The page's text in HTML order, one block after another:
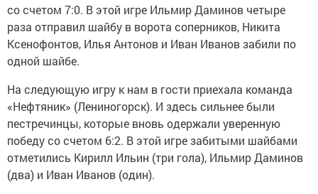
со счетом 7:0. В этой игре Ильмир Даминов четыре
раза отправил шайбу в ворота соперников, Никита
Ксенофонтов, Илья Антонов и Иван Иванов забили по
одной шайбе.
На следующую игру к нам в гости приехала команда
«Нефтяник» (Лениногорск). И здесь сильнее были
пестречинцы, которые вновь одержали уверенную
победу со счетом 6:2. В этой игре забитыми шайбами
отметились Кирилл Ильин (три гола), Ильмир Даминов
(два) и Иван Иванов (один).